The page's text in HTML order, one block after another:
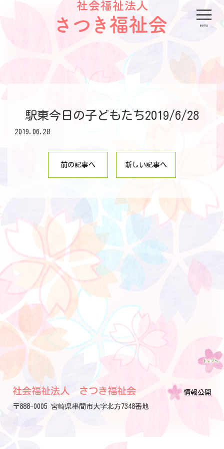
menu
駅東今日の子どもたち2019/6/28
2019.06.28
前の記事へ 新しい記事へ
社会福祉法人 さつき福祉会
〒888-0005 宮崎県串間市大字北方7348番地
情報公開